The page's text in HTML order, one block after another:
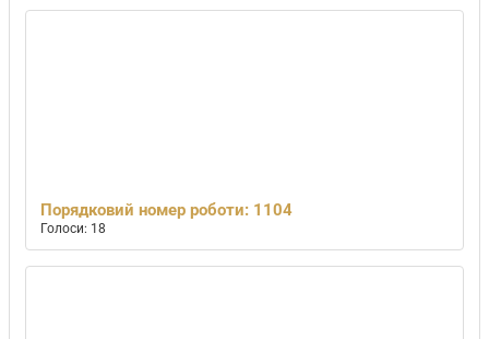
Порядковий номер роботи: 1104
Голоси: 18